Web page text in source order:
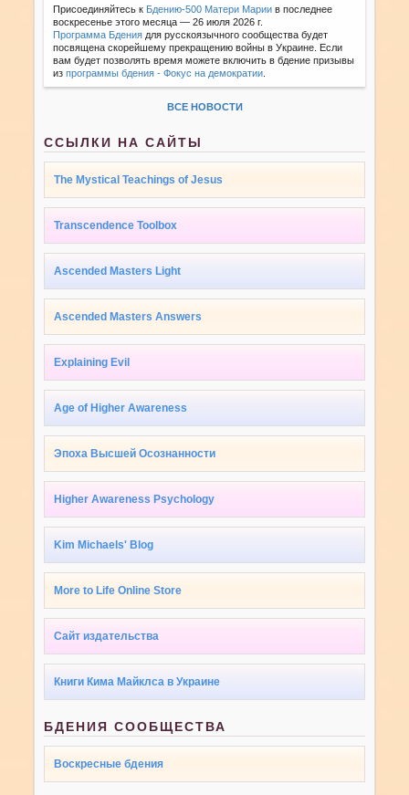
Присоединяйтесь к Бдению-500 Матери Марии в последнее
воскресенье этого месяца — 26 июля 2026 г.
Программа Бдения для русскоязычного сообщества будет
посвящена скорейшему прекращению войны в Украине. Если
вам будет позволять время можете включить в бдение призывы
изпрограммы бдения - Фокус на демократии
ВСЕ НОВОСТИ
ССЫЛКИ НА САЙТЫ
The Mystical Teachings of Jesus
Transcendence Toolbox
Ascended Masters Light
Ascended Masters Answers
Explaining Evil
Age of Higher Awareness
Эпоха Высшей Осознанности
Higher Awareness Psychology
Kim Michaels' Blog
More to Life Online Store
Сайт издательства
Книги Кима Майклса в Украине
БДЕНИЯ СООБЩЕСТВА
Воскресные бдения